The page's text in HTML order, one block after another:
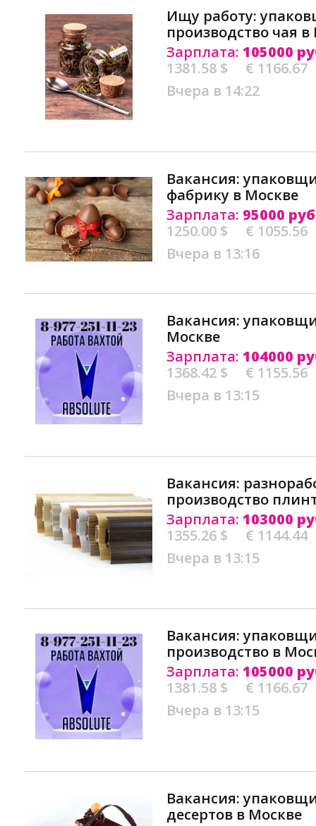
Ищу работу:
производство чая
Зарплата: 105000
1381.58 $
€ 1166.67
Вчера в 14:22
Вакансия:
фабрику в Москве
Зарплата: 95000
1250.00 $
€ 1055.56
Вчера в 13:16
Вакансия:
Москве
Зарплата: 104000
1368.42 $
€ 1155.56
Вчера в 13:15
Вакансия:
производство
Зарплата: 103000
1355.26 $
€ 1144.44
Вчера в 13:15
Вакансия:
производство в
Зарплата: 105000
1381.58 $
€ 1166.67
Вчера в 13:15
Вакансия:
десертов в Москве